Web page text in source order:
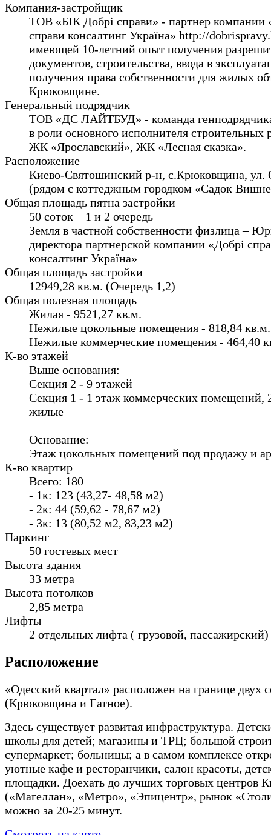
Компания-застройщик
ТОВ «БІК Добрі справи» - партнер компании
справи консалтинг Україна» http://
имеющей 10-летний опыт получения
документов, строительства, ввода в
получения права собственности для жилых
Крюковщине.
Генеральный подрядчик
ТОВ «ДС ЛАЙТБУД» - команда
в роли основного исполнителя строительных
ЖК «Ярославский», ЖК «Лесная сказка».
Расположение
Киево-Святошинский р-н, с.Крюковщина, ул.
(рядом с коттеджным городком «Садок
Общая площадь пятна застройки
50 соток – 1 и 2 очередь
Земля в частной собственности физлица –
директора партнерской компании «Добрі
консалтинг Україна»
Общая площадь застройки
12949,28 кв.м. (Очередь 1,2)
Общая полезная площадь
Жилая - 9521,27 кв.м.
Нежилые цокольные помещения - 818,84 кв.м.
Нежилые коммерческие помещения - 464,40
К-во этажей
Выше основания:
Секция 2 - 9 этажей
Секция 1 - 1 этаж коммерческих помещений,
жилые
Основание:
Этаж цокольных помещений под продажу и
К-во квартир
Всего: 180
- 1к: 123 (43,27- 48,58 м2)
- 2к: 44 (59,62 - 78,67 м2)
- 3к: 13 (80,52 м2, 83,23 м2)
Паркинг
50 гостевых мест
Высота здания
33 метра
Высота потолков
2,85 метра
Лифты
2 отдельных лифта ( грузовой, пассажирский)
Расположение
«Одесский квартал» расположен на границе двух
(Крюковщина и Гатное).
Здесь существует развитая инфраструктура.
школы для детей; магазины и ТРЦ; большой
супермаркет; больницы; а в самом комплексе
уютные кафе и ресторанчики, салон красоты,
площадки. Доехать до лучших торговых центров
(«Магеллан», «Метро», «Эпицентр», рынок
можно за 20-25 минут.